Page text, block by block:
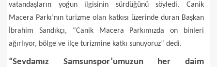
vatandaşların yoğun ilgisinin sürdüğünü söyledi. Canik
Macera Parkı’nın turizme olan katkısı üzerinde duran Başkan
İbrahim Sandıkçı, “Canik Macera Parkımızda on binleri
ağırlıyor, bölge ve ilçe turizmine katkı sunuyoruz” dedi.
“Sevdamız Samsunspor’umuzun her daim